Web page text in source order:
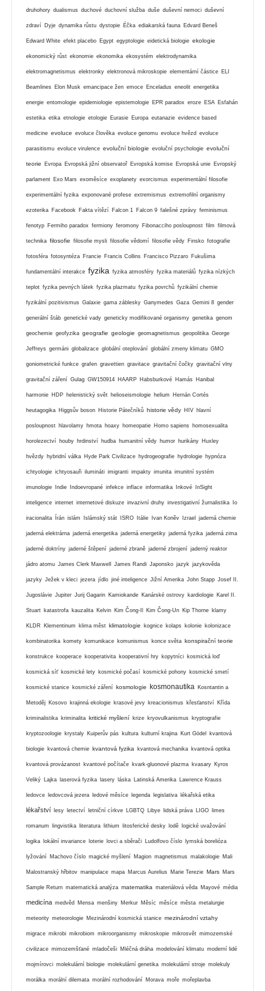
druhohory dualismus duchové duchovní služba duše duševní nemoci duševní
zdraví Dyje dynamika růstu dystopie Éčka ediakarská fauna Edvard Beneš
Edward White efekt placebo Egypt egyptologie eidetická biologie ekologie
ekonomický růst ekonomie ekonomika ekosystém elektrodynamika
elektromagnetismus elektronky elektronová mikroskopie elementární částice ELI
Beamlines Elon Musk emancipace žen emoce Enceladus eneolit energetika
energie entomologie epidemiologie epistemologie EPR paradox eroze ESA Esfahán
estetika etika etnologie etologie Eurasie Europa eutanazie evidence based
medicine evoluce evoluce člověka evoluce genomu evoluce hvězd evoluce
parasitismu evoluce virulence evoluční biologie evoluční psychologie evoluční
teorie Evropa Evropská jižní observatoř Evropská komise Evropská unie Evropský
parlament Exo Mars exoměsíce exoplanety exorcismus experimentální filosofie
experimentální fyzika exponované profese extremismus extremofilní organismy
ezoterika Facebook Fakta vítězí Falcon 1 Falcon 9 falešné zprávy feminismus
fenotyp Fermiho paradox fermiony feromony Fibonacciho posloupnost film filmová
technika filosofie filosofie mysli filosofie vědomí filosofie vědy Finsko fotografie
fotosféra fotosyntéza Francie Francis Collins Francisco Pizzaro Fukušima
fundamentální interakce fyzika fyzika atmosféry fyzika materiálů fyzika nízkých
teplot fyzika pevných látek fyzika plazmatu fyzika povrchů fyzikální chemie
fyzikální pozitivismus Galaxie gama záblesky Ganymedes Gaza Gemini 8 gender
generální štáb genetické vady geneticky modifikované organismy genetika genom
geochemie geofyzika geografie geologie geomagnetismus geopolitika George
Jeffreys germáni globalizace globální oteplování globální zmeny klimatu GMO
goniometrické funkce grafen gravettien gravitace gravitační čočky gravitační vlny
gravitační záření Gulag GW150914 HAARP Habsburkové Hamás Hanibal
harmonie HDP helenistický svět helioseismologie helium Hernán Cortés
heutagogika Higgsův boson Historie Pátečníků historie vědy HIV hlavní
posloupnost hlavolamy hmota hoaxy homeopatie Homo sapiens homosexualita
horolezectví houby hrdinství hudba humanitní vědy humor hurikány Huxley
hvězdy hybridní válka Hyde Park Civilizace hydrogeografie hydrologie hypnóza
ichtyologie ichtyosauři ilumináti imigranti impakty imunita imunitní systém
imunologie Indie Indoevropané infekce inflace informatika Inkové InSight
inteligence internet internetové diskuze invazivní druhy investigativní žurnalistika Io
iracionalita Írán islám Islámský stát ISRO Itálie Ivan Koněv Izrael jaderná chemie
jaderná elektrárna jaderná energetika jaderná energetiky jaderná fyzika jaderná zima
jaderné doktríny jaderné štěpení jaderné zbraně jaderné zbrojení jaderný reaktor
jádro atomu James Clerk Maxwell James Randi Japonsko jazyk jazykověda
jazyky Ježek v kleci jezera jídlo jiné inteligence Jižní Amerika John Stapp Josef II.
Jugoslávie Jupiter Jurij Gagarin Kamiokande Kanárské ostrovy kardiologie Karel II.
Stuart katastrofa kauzalita Kelvin Kim Čong-Il Kim Čong-Un Kip Thorne klamy
KLDR Klementinum klima měst klimatologie kognice kolaps kolonie kolonizace
kombinatorika komety komunikace komunismus konce světa konspirační teorie
konstrukce kooperace kooperativita kooperativní hry kopytníci kosmická loď
kosmická síť kosmické lety kosmické počasí kosmické pohony kosmické smetí
kosmické stanice kosmické záření kosmologie kosmonautika Kosntantin a
Metoděj Kosovo krajinná ekologie krasové jevy kreacionismus křesťanství Křída
kriminalistika kriminalita kritické myšlení krize kryovulkanismus kryptografie
kryptozoologie krystaly Kuiperův pás kultura kulturní krajina Kurt Gödel kvantová
biologie kvantová chemie kvantová fyzika kvantová mechanika kvantová optika
kvantová provázanost kvantové počítače kvark-gluonové plazma kvasary Kyros
Veliký Lajka laserová fyzika lasery láska Latinská Amerika Lawrence Krauss
ledovce ledovcová jezera ledové měsíce legenda legislativa lékařská etika
lékařství lesy letectví letniční církve LGBTQ Libye lidská práva LIGO limes
romanum lingvistika literatura lithium litosferické desky lodě logické uvažování
logika lokální invariance loterie lovci a sběrači Ludolfovo číslo lymská borelióza
lyžování Machovo číslo magické myšlení Magion magnetismus malakologie Mali
Malostranský hřbitov manipulace mapa Marcus Aurelius Marie Terezie Mars Mars
Sample Return matematická analýza matematika materiálová věda Mayové média
medicína medvěd Mensa menšiny Merkur Měsíc měsíce města metalurgie
meteority meteorologie Mezinárodní kosmická stanice mezinárodní vztahy
migrace mikrobi mikrobiom mikroorganismy mikroskopie mikrosvět mimozemské
civilizace mimozemšťané mladočeši Mléčná dráha modelování klimatu moderní lidé
mojmírovci molekulární biologie molekulární genetika molekulární stroje molekuly
morálka morální dilemata morální rozhodování Morava moře mořeplavba